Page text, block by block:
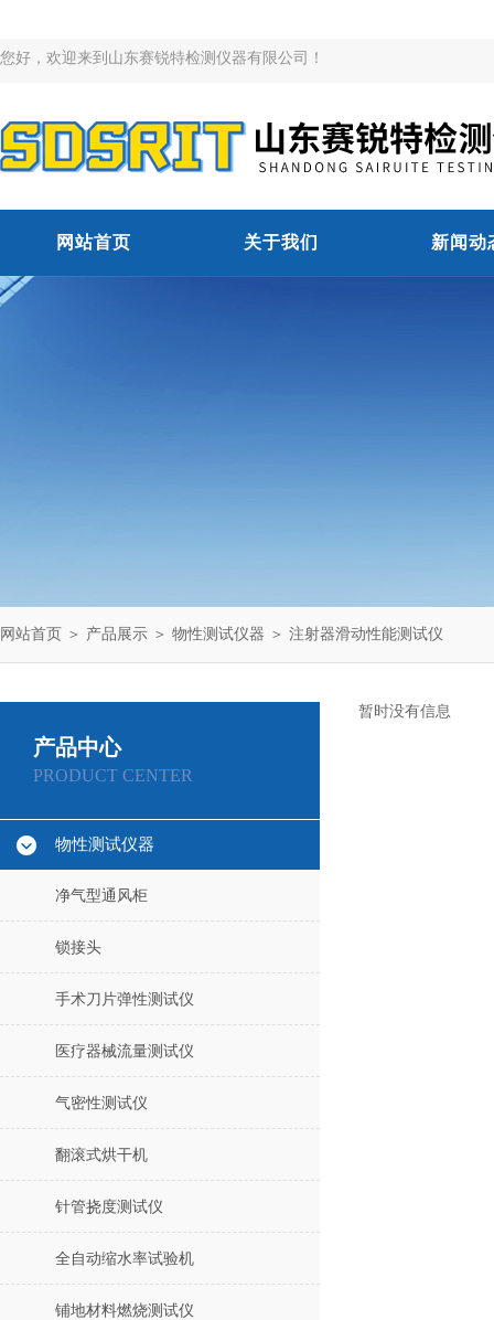
您好，欢迎来到山东赛锐特检测仪器有限公司！
网站首页 关于我们 新闻动
网站首页 ＞ 产品展示 ＞ 物性测试仪器 ＞ 注射器滑动性能测试仪
产品中心
PRODUCT CENTER
物性测试仪器
净气型通风柜
锁接头
手术刀片弹性测试仪
医疗器械流量测试仪
气密性测试仪
翻滚式烘干机
针管挠度测试仪
全自动缩水率试验机
铺地材料燃烧测试仪
暂时没有信息